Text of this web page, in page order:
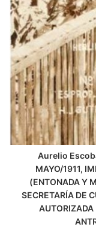
Aurelio
MAYO/1911,
(ENTONADA Y
SECRETARÍA DE
AUTORIZADA